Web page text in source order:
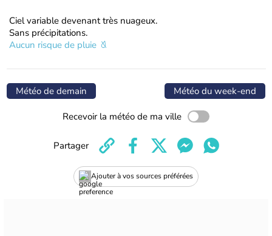
Ciel variable devenant très nuageux.
Sans précipitations.
Aucun risque de pluie
Météo de demain Météo du week-end
Recevoir la météo de ma ville
Ajouter à vos sources préférées
Partager